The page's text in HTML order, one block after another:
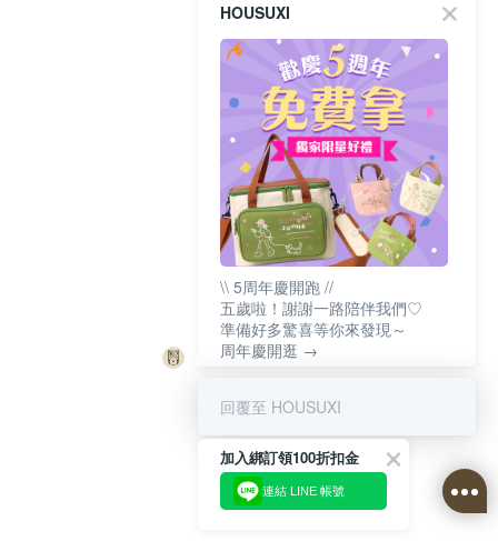
HOUSUXI
\\ 5周年慶開跑 //
五歲啦！謝謝一路陪伴我們♡
準備好多驚喜等你來發現～
周年慶開逛 →
回覆至 HOUSUXI
加入綁訂領100折扣金
連結 LINE 帳號